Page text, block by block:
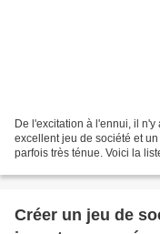
De l'excitation à l'ennui, il
excellent jeu de société et
parfois très ténue. Voici la
Créer un jeu de